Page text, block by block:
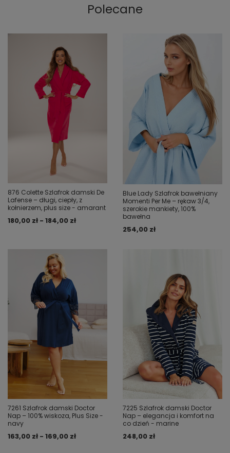
Polecane
876 Colette Szlafrok damski De
Lafense – długi, ciepły, z
kołnierzem, plus size - amarant
180,00 zł - 184,00 zł
Blue Lady Szlafrok bawełniany
Momenti Per Me – rękaw 3/4,
szerokie mankiety, 100%
bawełna
254,00 zł
7261 Szlafrok damski Doctor
Nap – 100% wiskoza, Plus Size -
navy
163,00 zł - 169,00 zł
7225 Szlafrok damski Doctor
Nap – elegancja i komfort na
co dzień - marine
248,00 zł